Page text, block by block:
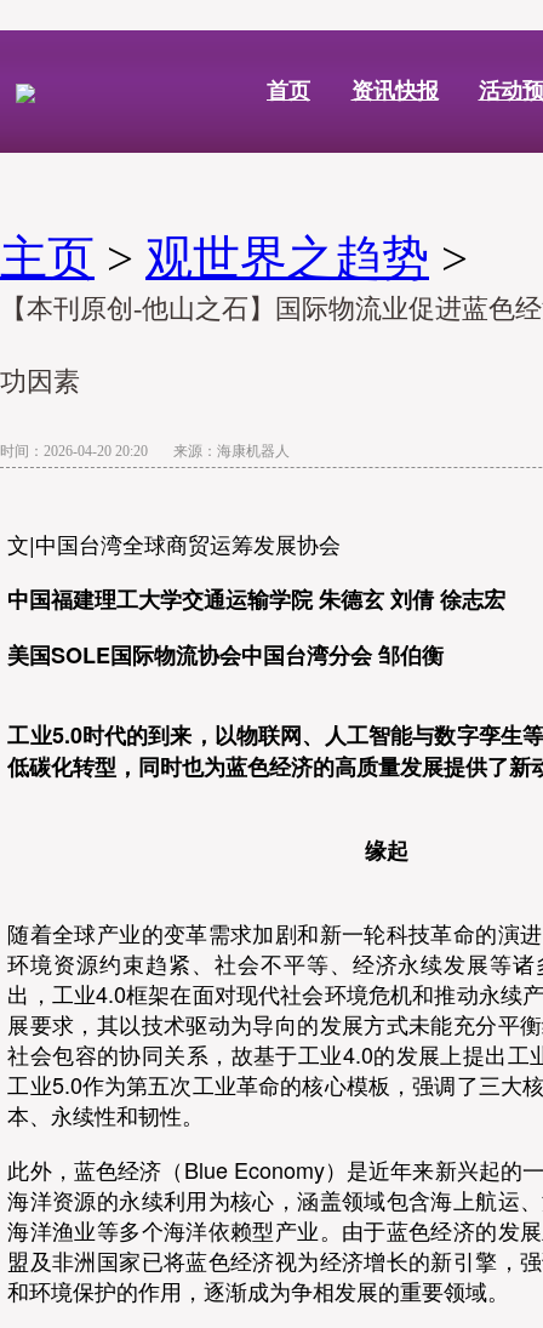
首页 资讯快报 活动
主页 > 观世界之趋势 >
【本刊原创-他山之石】国际物流业促进蓝色
功因素
时间：2026-04-20 20:20 来源：海康机器人
文|中国台湾全球商贸运筹发展协会
中国福建理工大学交通运输学院 朱德玄 刘倩 徐志宏
美国SOLE国际物流协会中国台湾分会 邹伯衡
工业5.0时代的到来，以物联网、人工智能与数字孪生
低碳化转型，同时也为蓝色经济的高质量发展提供了新
缘起
随着全球产业的变革需求加剧和新一轮科技革命的演
环境资源约束趋紧、社会不平等、经济永续发展等
出，工业4.0框架在面对现代社会环境危机和推动永续
展要求，其以技术驱动为导向的发展方式未能充分平
社会包容的协同关系，故基于工业4.0的发展上提出工
工业5.0作为第五次工业革命的核心模板，强调了三大
本、永续性和韧性。
此外，蓝色经济（Blue Economy）是近年来新兴起的
海洋资源的永续利用为核心，涵盖领域包含海上航运
海洋渔业等多个海洋依赖型产业。由于蓝色经济的发
盟及非洲国家已将蓝色经济视为经济增长的新引擎，
和环境保护的作用，逐渐成为争相发展的重要领域。